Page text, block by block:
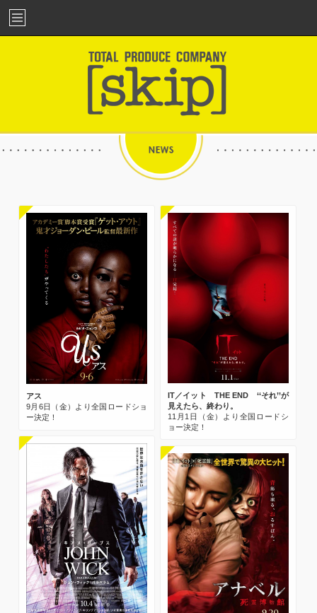
アス
9月6日（金）より全国ロードショ
ー決定！
IT／イット THE END ‘‘それ’’が
見えたら、終わり。
11月1日（金）より全国ロードシ
ョー決定！